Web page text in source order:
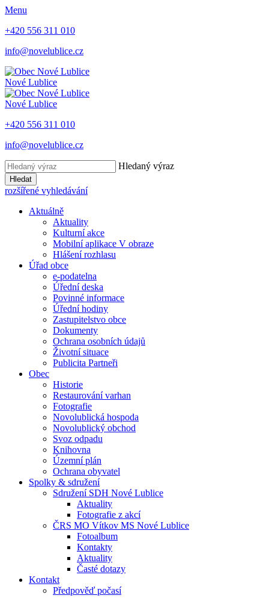
Menu
+420 556 311 010
info@novelublice.cz
Nové Lublice
Nové Lublice
+420 556 311 010
info@novelublice.cz
Hledaný výraz
Hledat
rozšířené vyhledávání
Aktuálně
Aktuality
Kulturní akce
Mobilní aplikace V obraze
Hlášení rozhlasu
Úřad obce
e-podatelna
Úřední deska
Povinné informace
Úřední hodiny
Zastupitelstvo obce
Dokumenty
Ochrana osobních údajů
Životní situace
Publicita Partneři
Obec
Historie
Restaurování varhan
Fotografie
Novolublická hospoda
Novolublický obchod
Svoz odpadu
Knihovna
Územní plán
Ochrana obyvatel
Spolky & sdružení
Sdružení SDH Nové Lublice
Aktuality
Fotografie z akcí
ČRS MO Vítkov MS Nové Lublice
Fotoalbum
Kontakty
Aktuality
Časté dotazy
Kontakt
Předpověď počasí